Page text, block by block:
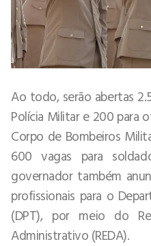
Ao todo, serão abertas
Polícia Militar e 200 para
Corpo de Bombeiros
600 vagas para
governador também
profissionais para o
(DPT), por meio do
Administrativo (REDA).